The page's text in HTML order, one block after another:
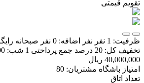
تقویم قیمتی
ظرفیت: 1 نفر نفر اضافه: 0 نفر صبحانه
تخفیف کل: 20 درصد جمع پرداختی 1 شب:
40,000,000 ریال
امتیاز باشگاه مشتریان: 80
تعداد اتاق